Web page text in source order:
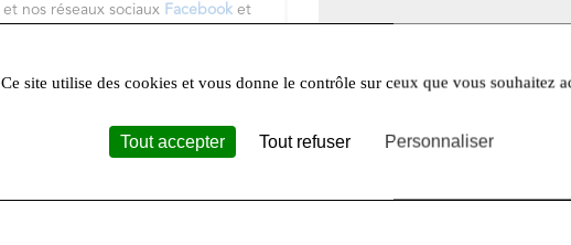
et nos réseaux sociaux Facebook et
Ce site utilise des cookies et vous donne le contrôle sur ceux que vous souhaitez
Tout accepter Tout refuser Personnaliser